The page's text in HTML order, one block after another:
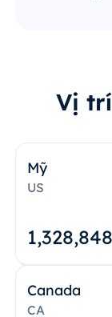
Vị
Mỹ
US
1,328,848
Canada
CA